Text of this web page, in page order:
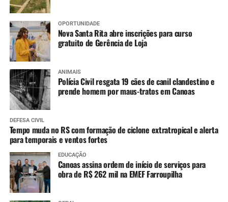
OPORTUNIDADE
Nova Santa Rita abre inscrições para curso
gratuito de Gerência de Loja
ANIMAIS
Polícia Civil resgata 19 cães de canil clandestino e
prende homem por maus-tratos em Canoas
DEFESA CIVIL
Tempo muda no RS com formação de ciclone extratropical e alerta
para temporais e ventos fortes
EDUCAÇÃO
Canoas assina ordem de início de serviços para
obra de R$ 262 mil na EMEF Farroupilha